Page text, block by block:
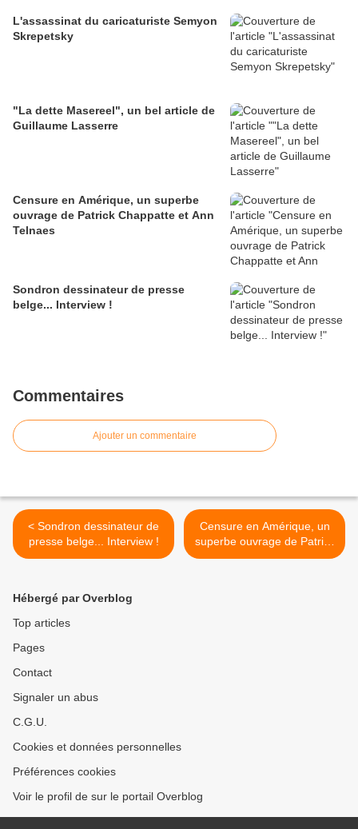
L'assassinat du caricaturiste Semyon
Skrepetsky
"La dette Masereel", un bel article de
Guillaume Lasserre
Censure en Amérique, un superbe
ouvrage de Patrick Chappatte et Ann
Telnaes
Sondron dessinateur de presse
belge... Interview !
Commentaires
Ajouter un commentaire
< Sondron dessinateur de
presse belge... Interview !
Censure en Amérique, un
superbe ouvrage de Patrick
Chappatte et Ann Telnaes >
Hébergé par Overblog
Top articles
Pages
Contact
Signaler un abus
C.G.U.
Cookies et données personnelles
Préférences cookies
Voir le profil de sur le portail Overblog